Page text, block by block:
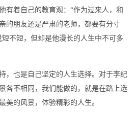
有着自己的教育观：“作为过来人，和
的朋友还是严肃的老师，都要有分寸
不短，但却是他漫长的人生中不可多
，也是自己坚定的人生选择。对于李纪
各不相同，我们能做的，就是在路上选
美的风景，体验精彩的人生。